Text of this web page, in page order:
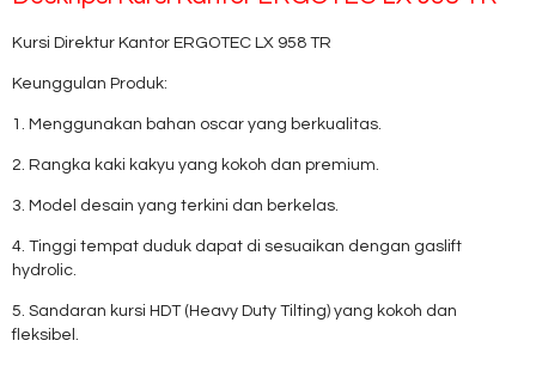
Kursi Direktur Kantor ERGOTEC LX 958 TR
Keunggulan Produk:
1. Menggunakan bahan oscar yang berkualitas.
2. Rangka kaki kakyu yang kokoh dan premium.
3. Model desain yang terkini dan berkelas.
4. Tinggi tempat duduk dapat di sesuaikan dengan gaslift
hydrolic.
5. Sandaran kursi HDT (Heavy Duty Tilting) yang kokoh dan
fleksibel.